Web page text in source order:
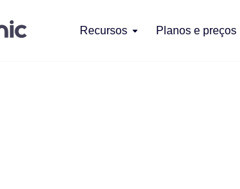
Recursos Planos e preços